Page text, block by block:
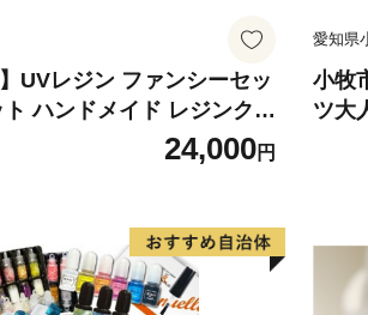
UVレジン ファンシーセッ
ト ハンドメイド レジンクラ
リーキット 手作り セット
24,000円
愛知県
小牧
ツ大